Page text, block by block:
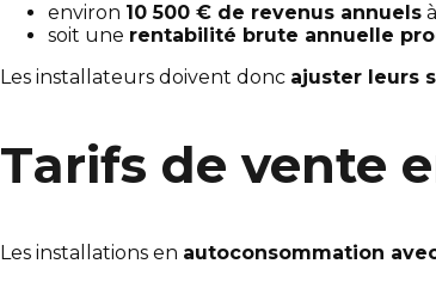
environ 10 500 € de revenus annuels
soit une rentabilité brute annuelle
Les installateurs doivent donc ajuster leurs
Tarifs de vente
Les installations en autoconsommation